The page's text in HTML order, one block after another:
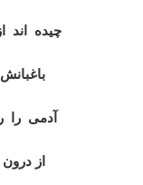
چیده اند
آدمی را
از